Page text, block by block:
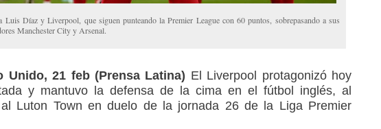
Luis Díaz y Liverpool, que siguen punteando la Premier League con 60 puntos, sobrepasando a sus
Manchester City y Arsenal.
Unido, 21 feb (Prensa Latina) El Liverpool protagonizó hoy
y mantuvo la defensa de la cima en el fútbol inglés, al
Luton Town en duelo de la jornada 26 de la Liga Premier